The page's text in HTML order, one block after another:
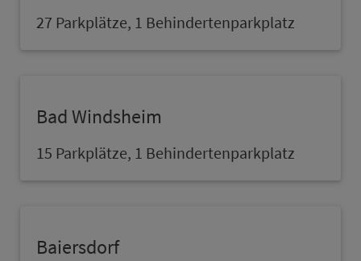
27 Parkplätze, 1 Behindertenpark­platz
Bad Windsheim
15 Parkplätze, 1 Behindertenpark­platz
Baiersdorf